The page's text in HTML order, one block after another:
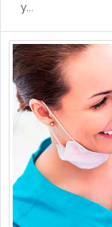
y...